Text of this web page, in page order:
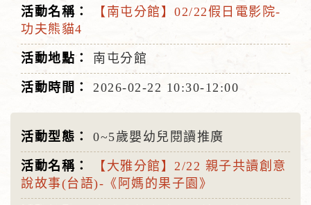
【南屯分館】02/22假日電影院-
功夫熊貓4
南屯分館
2026-02-22 10:30-12:00
0~5歲嬰幼兒閱讀推廣
【大雅分館】2/22 親子共讀創意
說故事(台語)-《阿媽的果子園》